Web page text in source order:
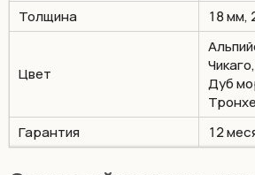
Толщина 18 мм,
Цвет
Дуб
Гарантия
12